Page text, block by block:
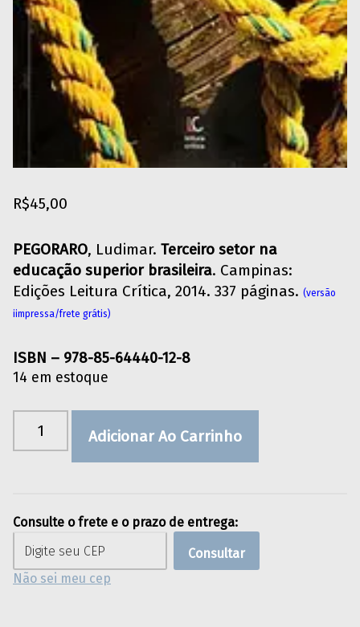
R$45,00
PEGORARO, Ludimar. Terceiro setor na
educação superior brasileira. Campinas:
Edições Leitura Crítica, 2014. 337 páginas. (versão
iimpressa/frete grátis)
ISBN – 978-85-64440-12-8
14 em estoque
Terceiro setor na educação superior brasileira quantidade
Adicionar Ao Carrinho
Consulte o frete e o prazo de entrega:
Consultar
Não sei meu cep